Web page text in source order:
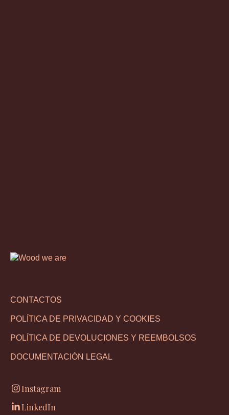
CONTACTOS
POLÍTICA DE PRIVACIDAD Y COOKIES
POLÍTICA DE DEVOLUCIONES Y REEMBOLSOS
DOCUMENTACIÓN LEGAL
Instagram
LinkedIn